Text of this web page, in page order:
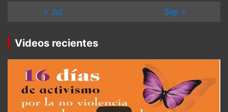
« Jul
Sep »
Videos recientes